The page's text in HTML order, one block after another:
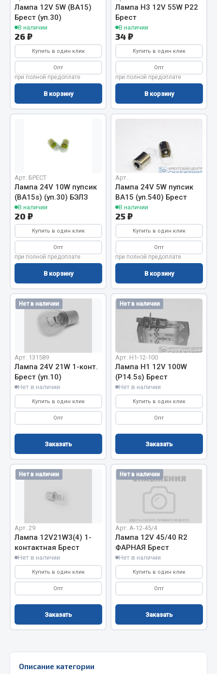
Вымпела
Показать ещё
Весь раздел
Смазочные материалы
Охладжающие жидкости
Весь раздел
МЕТИЗЫ
Болты
Гайки
Кольца стопорные
Пресс-масленки
Пробки
Показать ещё
Весь раздел
Соединительные элементы
Camozzi
Адаптеры и переходники
Тройники
Трубки, муфты, гайки
Штуцеры
Весь раздел
Автомобильный инструмент
Измерительный инструмент
Крепежный инструмент
Режущий инструмент
Силовое оборудование
Столярный инструмент
Весь раздел
Лампа 12V 5W (ВА15)
Брест (уп.30)
В наличии
26 ₽
Купить в один клик
Опт
при полной предоплате
В корзину
Лампа H3 12V 55W P22
Брест
В наличии
34 ₽
Купить в один клик
Опт
при полной предоплате
В корзину
Арт. БРЕСТ
Лампа 24V 10W пупсик
(ВА15s) (уп.30) БЭЛЗ
В наличии
20 ₽
Купить в один клик
Опт
при полной предоплате
В корзину
Арт. .
Лампа 24V 5W пупсик
ВА15 (уп.540) Брест
В наличии
25 ₽
Купить в один клик
Опт
при полной предоплате
В корзину
Нет в наличии
Арт. 131589
Лампа 24V 21W 1-конт.
Брест (уп.10)
Нет в наличии
Купить в один клик
Опт
Заказать
Нет в наличии
Арт. H1-12-100
Лампа H1 12V 100W
(P14.5s) Брест
Нет в наличии
Купить в один клик
Опт
Заказать
Нет в наличии
Арт. 29
Лампа 12V21W3(4) 1-
контактная Брест
Нет в наличии
Купить в один клик
Опт
Заказать
Нет в наличии
Арт. А-12-45/4
Лампа 12V 45/40 R2
ФАРНАЯ Брест
Нет в наличии
Купить в один клик
Опт
Заказать
Описание категории